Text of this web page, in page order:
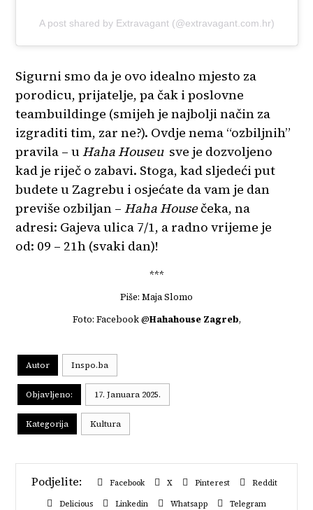
A post shared by Extravagant (@extravagant.com.hr)
Sigurni smo da je ovo idealno mjesto za
porodicu, prijatelje, pa čak i poslovne
teambuildinge (smijeh je najbolji način za
izgraditi tim, zar ne?). Ovdje nema “ozbiljnih”
pravila – uHaha Houseusve je dozvoljeno
kad je riječ o zabavi. Stoga, kad sljedeći put
budete u Zagrebu i osjećate da vam je dan
previše ozbiljan –Haha Housečeka, na
adresi: Gajeva ulica 7/1, a radno vrijeme je
od: 09 – 21h (svaki dan)!
***
Piše: Maja Slomo
Foto: Facebook @Hahahouse Zagreb,
Autor Inspo.ba
Objavljeno: 17. Januara 2025.
Kategorija Kultura
Facebook X Pinterest
Reddit
Delicious
Linkedin Whatsapp
Telegram